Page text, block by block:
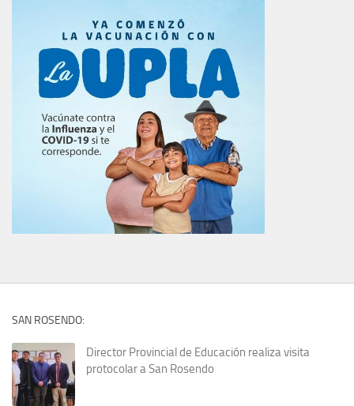
SAN ROSENDO:
Director Provincial de Educación realiza visita
protocolar a San Rosendo